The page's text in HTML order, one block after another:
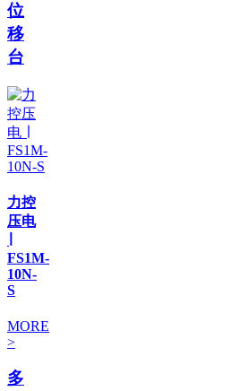
位
移
台
力控
压电
FS1M-
10N-
S
MORE
>
多